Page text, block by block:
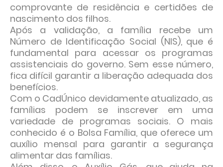
comprovante de residência e certidões de
nascimento dos filhos.
Após a validação, a família recebe um
Número de Identificação Social (NIS), que é
fundamental para acessar os programas
assistenciais do governo. Sem esse número,
fica difícil garantir a liberação adequada dos
benefícios.
Com o CadÚnico devidamente atualizado, as
famílias podem se inscrever em uma
variedade de programas sociais. O mais
conhecido é o Bolsa Família, que oferece um
auxílio mensal para garantir a segurança
alimentar das famílias.